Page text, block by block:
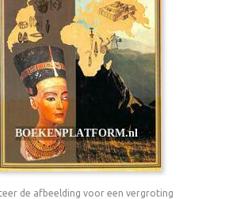
de afbeelding voor een vergroting